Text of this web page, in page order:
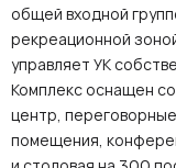
общей входной
рекреационной
управляет УК
Комплекс оснащен
центр,
помещения,